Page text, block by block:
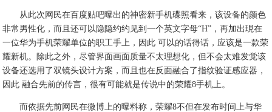
从此次网民在百度贴吧曝出的神密新手机碟照看来，该设备的颜色
非常男性化，而且还可以隐隐约约见到一个英文字母“H”，再加出現在
一位华为手机荣耀单位的职工手上，因此 可以的话得话，应该是一款荣
耀新机。除此之外，尽管界面画面质量不太理想化，但不会太难发觉该
设备还选用了双镜头设计方案，而且也在反面融合了指纹验证感应器，
因此 融合先前的传言，很有可能就是传说中的荣耀8手机上。
而依据先前网民在微博上的曝料称，荣耀8不但在发布时间上与华